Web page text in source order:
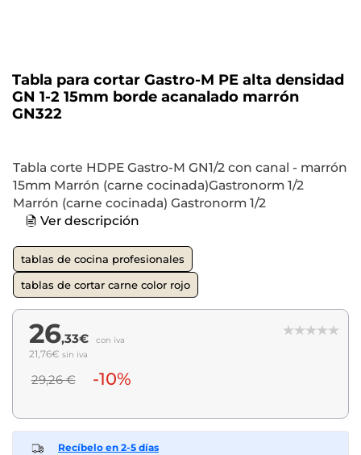
Tabla para cortar Gastro-M PE alta densidad
GN 1-2 15mm borde acanalado marrón
GN322
Tabla corte HDPE Gastro-M GN1/2 con canal - marrón
15mm Marrón (carne cocinada)Gastronorm 1/2
Marrón (carne cocinada) Gastronorm 1/2
Ver descripción
tablas de cocina profesionales
tablas de cortar carne color rojo
26,33€ con iva
21,76€ sin iva
29,26 € -10%
Recíbelo en 2-5 días